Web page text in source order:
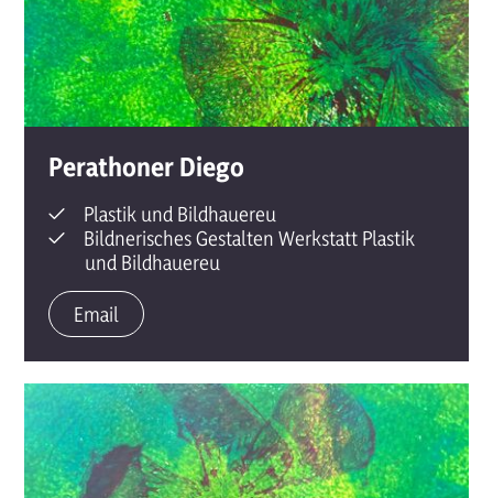
Perathoner Diego
Plastik und Bildhauereu
Bildnerisches Gestalten Werkstatt Plastik
und Bildhauereu
Email